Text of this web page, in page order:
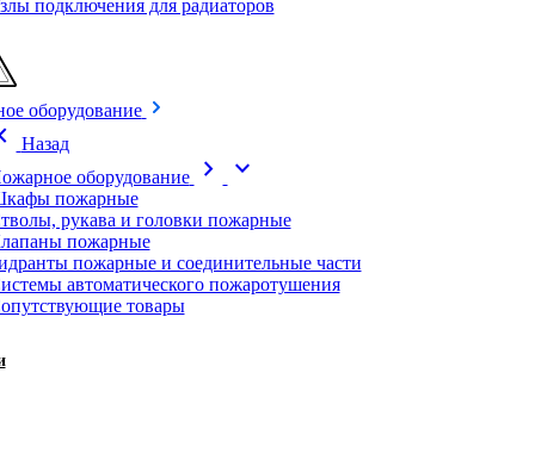
подключения для радиаторов
оборудование
Назад
оборудование
chevron_right expand_more
пожарные
рукава и головки пожарные
пожарные
пожарные и соединительные части
автоматического пожаротушения
товары